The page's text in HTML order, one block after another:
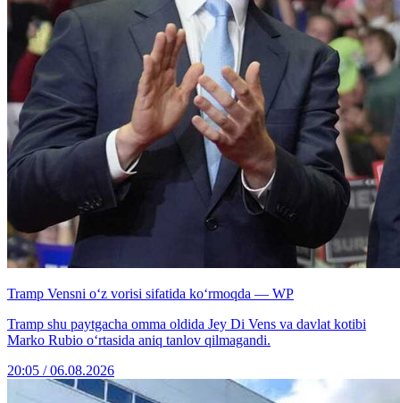
Tramp Vensni o‘z vorisi sifatida ko‘rmoqda — WP
Tramp shu paytgacha omma oldida Jey Di Vens va davlat kotibi
Marko Rubio o‘rtasida aniq tanlov qilmagandi.
20:05 / 06.08.2026